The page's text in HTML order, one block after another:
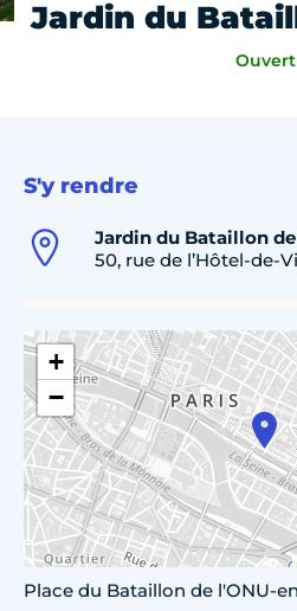
Jardin du
Ouvert
S'y rendre
Jardin du Bataillon de
50, rue de l’Hôtel-de-
+
−
Place du Bataillon de l'ONU-